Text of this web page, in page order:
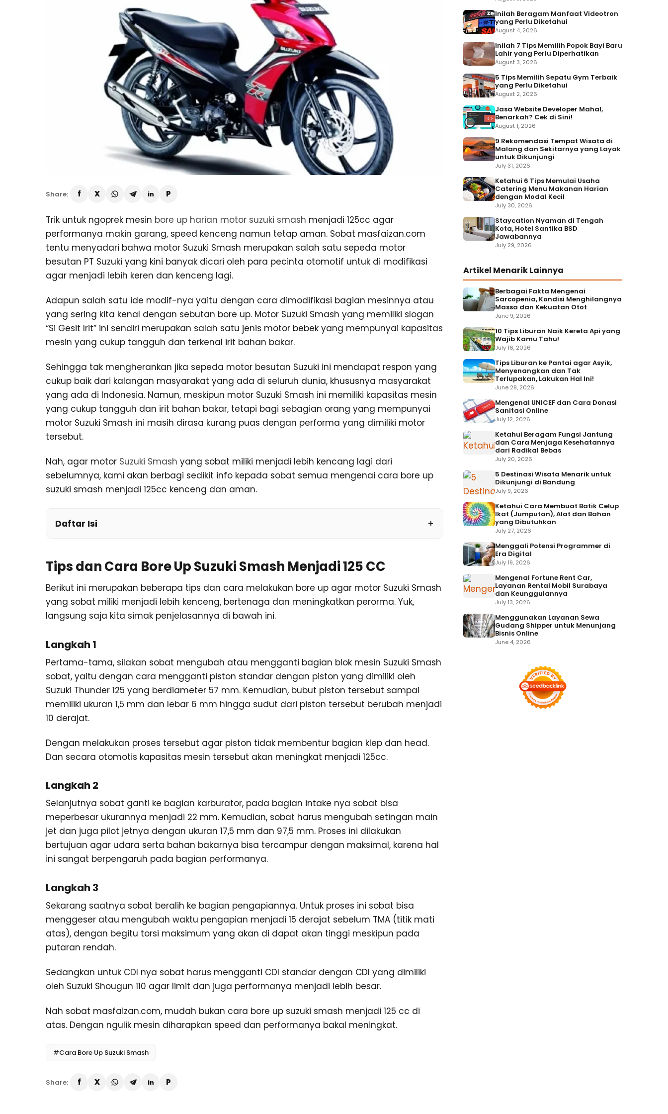
Share:
Trik untuk ngoprek mesin bore up harian motor suzuki smash menjadi 125cc agar
performanya makin garang, speed kenceng namun tetap aman. Sobat masfaizan.com
tentu menyadari bahwa motor Suzuki Smash merupakan salah satu sepeda motor
besutan PT Suzuki yang kini banyak dicari oleh para pecinta otomotif untuk di modifikasi
agar menjadi lebih keren dan kenceng lagi.
Adapun salah satu ide modif-nya yaitu dengan cara dimodifikasi bagian mesinnya atau
yang sering kita kenal dengan sebutan bore up. Motor Suzuki Smash yang memiliki slogan
“Si Gesit Irit” ini sendiri merupakan salah satu jenis motor bebek yang mempunyai kapasitas
mesin yang cukup tangguh dan terkenal irit bahan bakar.
Sehingga tak mengherankan jika sepeda motor besutan Suzuki ini mendapat respon yang
cukup baik dari kalangan masyarakat yang ada di seluruh dunia, khususnya masyarakat
yang ada di Indonesia. Namun, meskipun motor Suzuki Smash ini memiliki kapasitas mesin
yang cukup tangguh dan irit bahan bakar, tetapi bagi sebagian orang yang mempunyai
motor Suzuki Smash ini masih dirasa kurang puas dengan performa yang dimiliki motor
tersebut.
Nah, agar motor Suzuki Smash yang sobat miliki menjadi lebih kencang lagi dari
sebelumnya, kami akan berbagi sedikit info kepada sobat semua mengenai cara bore up
suzuki smash menjadi 125cc kenceng dan aman.
Daftar Isi
Tips dan Cara Bore Up Suzuki Smash Menjadi 125 CC
Berikut ini merupakan beberapa tips dan cara melakukan bore up agar motor Suzuki Smash
yang sobat miliki menjadi lebih kenceng, bertenaga dan meningkatkan perorma. Yuk,
langsung saja kita simak penjelasannya di bawah ini.
Langkah 1
Pertama-tama, silakan sobat mengubah atau mengganti bagian blok mesin Suzuki Smash
sobat, yaitu dengan cara mengganti piston standar dengan piston yang dimiliki oleh
Suzuki Thunder 125 yang berdiameter 57 mm. Kemudian, bubut piston tersebut sampai
memiliki ukuran 1,5 mm dan lebar 6 mm hingga sudut dari piston tersebut berubah menjadi
10 derajat.
Dengan melakukan proses tersebut agar piston tidak membentur bagian klep dan head.
Dan secara otomotis kapasitas mesin tersebut akan meningkat menjadi 125cc.
Langkah 2
Selanjutnya sobat ganti ke bagian karburator, pada bagian intake nya sobat bisa
meperbesar ukurannya menjadi 22 mm. Kemudian, sobat harus mengubah setingan main
jet dan juga pilot jetnya dengan ukuran 17,5 mm dan 97,5 mm. Proses ini dilakukan
bertujuan agar udara serta bahan bakarnya bisa tercampur dengan maksimal, karena hal
ini sangat berpengaruh pada bagian performanya.
Langkah 3
Sekarang saatnya sobat beralih ke bagian pengapiannya. Untuk proses ini sobat bisa
menggeser atau mengubah waktu pengapian menjadi 15 derajat sebelum TMA (titik mati
atas), dengan begitu torsi maksimum yang akan di dapat akan tinggi meskipun pada
putaran rendah.
Sedangkan untuk CDI nya sobat harus mengganti CDI standar dengan CDI yang dimiliki
oleh Suzuki Shougun 110 agar limit dan juga performanya menjadi lebih besar.
Nah sobat masfaizan.com, mudah bukan cara bore up suzuki smash menjadi 125 cc di
atas. Dengan ngulik mesin diharapkan speed dan performanya bakal meningkat.
#Cara Bore Up Suzuki Smash
Share:
Inilah Beragam Manfaat Videotron
yang Perlu Diketahui
August 4, 2026
Inilah 7 Tips Memilih Popok Bayi Baru
Lahir yang Perlu Diperhatikan
August 3, 2026
5 Tips Memilih Sepatu Gym Terbaik
yang Perlu Diketahui
August 2, 2026
Jasa Website Developer Mahal,
Benarkah? Cek di Sini!
August 1, 2026
9 Rekomendasi Tempat Wisata di
Malang dan Sekitarnya yang Layak
untuk Dikunjungi
July 31, 2026
Ketahui 6 Tips Memulai Usaha
Catering Menu Makanan Harian
dengan Modal Kecil
July 30, 2026
Staycation Nyaman di Tengah
Kota, Hotel Santika BSD
Jawabannya
July 29, 2026
Artikel Menarik Lainnya
Berbagai Fakta Mengenai
Sarcopenia, Kondisi Menghilangnya
Massa dan Kekuatan Otot
June 9, 2026
10 Tips Liburan Naik Kereta Api yang
Wajib Kamu Tahu!
July 16, 2026
Tips Liburan ke Pantai agar Asyik,
Menyenangkan dan Tak
Terlupakan, Lakukan Hal Ini!
June 29, 2026
Mengenal UNICEF dan Cara Donasi
Sanitasi Online
July 12, 2026
Ketahui Beragam Fungsi Jantung
dan Cara Menjaga Kesehatannya
dari Radikal Bebas
July 20, 2026
5 Destinasi Wisata Menarik untuk
Dikunjungi di Bandung
July 9, 2026
Ketahui Cara Membuat Batik Celup
Ikat (Jumputan), Alat dan Bahan
yang Dibutuhkan
July 27, 2026
Menggali Potensi Programmer di
Era Digital
July 19, 2026
Mengenal Fortune Rent Car,
Layanan Rental Mobil Surabaya
dan Keunggulannya
July 13, 2026
Menggunakan Layanan Sewa
Gudang Shipper untuk Menunjang
Bisnis Online
June 4, 2026